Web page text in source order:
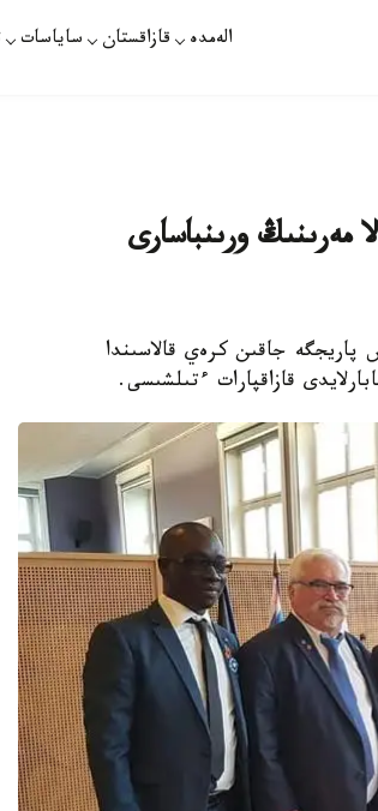
الەمدە قازاقستان ساياسات
مەرىنىڭ ورىنباسارى
پاريجگە جاقىن كرەي قالاسىندا
قازاقپارات ءتىلشىسى.